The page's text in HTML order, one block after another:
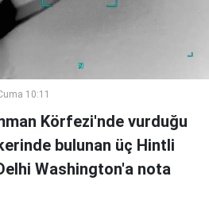
10:11
Körfezi'nde vurduğu
bulunan üç Hintli
Washington'a nota